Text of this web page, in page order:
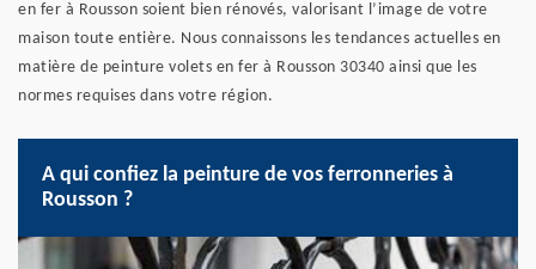
en fer à Rousson soient bien rénovés, valorisant l’image de votre
maison toute entière. Nous connaissons les tendances actuelles en
matière de peinture volets en fer à Rousson 30340 ainsi que les
normes requises dans votre région.
A qui confiez la peinture de vos ferronneries à
Rousson ?